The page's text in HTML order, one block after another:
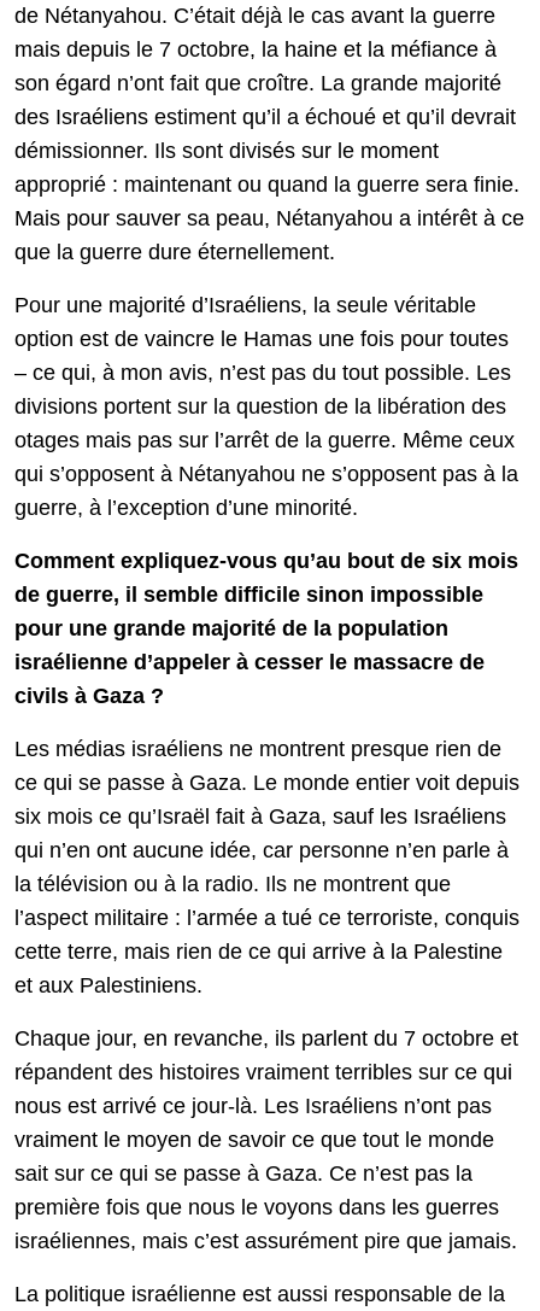
de Nétanyahou. C’était déjà le cas avant la guerre
mais depuis le 7 octobre, la haine et la méfiance à
son égard n’ont fait que croître. La grande majorité
des Israéliens estiment qu’il a échoué et qu’il devrait
démissionner. Ils sont divisés sur le moment
approprié : maintenant ou quand la guerre sera finie.
Mais pour sauver sa peau, Nétanyahou a intérêt à ce
que la guerre dure éternellement.
Pour une majorité d’Israéliens, la seule véritable
option est de vaincre le Hamas une fois pour toutes
– ce qui, à mon avis, n’est pas du tout possible. Les
divisions portent sur la question de la libération des
otages mais pas sur l’arrêt de la guerre. Même ceux
qui s’opposent à Nétanyahou ne s’opposent pas à la
guerre, à l’exception d’une minorité.
Comment expliquez-vous qu’au bout de six mois
de guerre, il semble difficile sinon impossible
pour une grande majorité de la population
israélienne d’appeler à cesser le massacre de
civils à Gaza ?
Les médias israéliens ne montrent presque rien de
ce qui se passe à Gaza. Le monde entier voit depuis
six mois ce qu’Israël fait à Gaza, sauf les Israéliens
qui n’en ont aucune idée, car personne n’en parle à
la télévision ou à la radio. Ils ne montrent que
l’aspect militaire : l’armée a tué ce terroriste, conquis
cette terre, mais rien de ce qui arrive à la Palestine
et aux Palestiniens.
Chaque jour, en revanche, ils parlent du 7 octobre et
répandent des histoires vraiment terribles sur ce qui
nous est arrivé ce jour-là. Les Israéliens n’ont pas
vraiment le moyen de savoir ce que tout le monde
sait sur ce qui se passe à Gaza. Ce n’est pas la
première fois que nous le voyons dans les guerres
israéliennes, mais c’est assurément pire que jamais.
La politique israélienne est aussi responsable de la